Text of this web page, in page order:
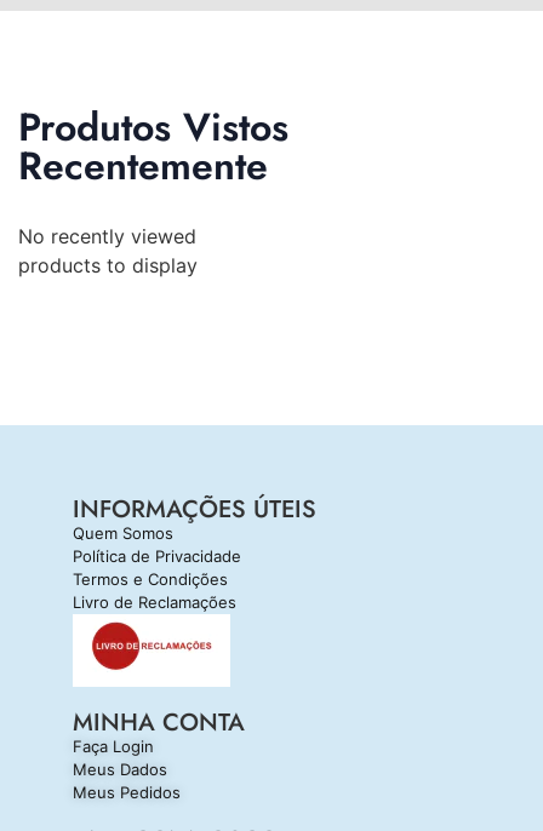
Produtos Vistos
Recentemente
No recently viewed
products to display
INFORMAÇÕES ÚTEIS
Quem Somos
Política de Privacidade
Termos e Condições
Livro de Reclamações
MINHA CONTA
Faça Login
Meus Dados
Meus Pedidos